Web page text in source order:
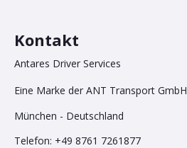
Kontakt
Antares Driver Services
Eine Marke der ANT Transport GmbH
München - Deutschland
Telefon: +49 8761 7261877